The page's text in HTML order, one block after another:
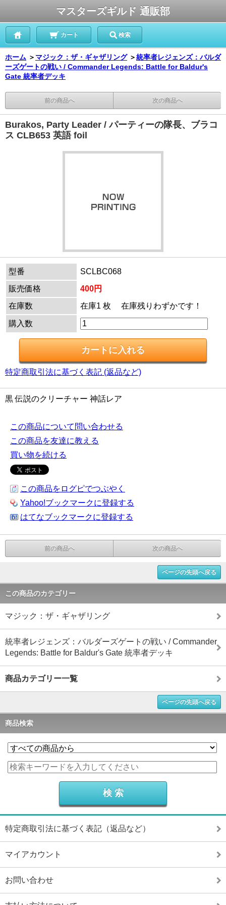
マスターズギルド 通販部
カート 検索
ホーム ＞ マジック：ザ・ギャザリング ＞統率者レジェンズ：バルダ
ーズゲートの戦い / Commander Legends: Battle for Baldur's
Gate 統率者デッキ
前の商品へ 次の商品へ
Burakos, Party Leader / パーティーの隊長、ブラコ
ス CLB653 英語 foil
型番
SCLBC068
販売価格
400円
在庫数
在庫1 枚 在庫残りわずかです！
購入数
特定商取引法に基づく表記 (返品など)
黒 伝説のクリーチャー 神話レア
この商品について問い合わせる
この商品を友達に教える
買い物を続ける
この商品をログピでつぶやく
Yahoo!ブックマークに登録する
はてなブックマークに登録する
前の商品へ 次の商品へ
ページの先頭へ戻る
この商品のカテゴリー
マジック：ザ・ギャザリング
統率者レジェンズ：バルダーズゲートの戦い / Commander
Legends: Battle for Baldur's Gate 統率者デッキ
商品カテゴリー一覧
ページの先頭へ戻る
商品検索
特定商取引法に基づく表記（返品など）
マイアカウント
お問い合わせ